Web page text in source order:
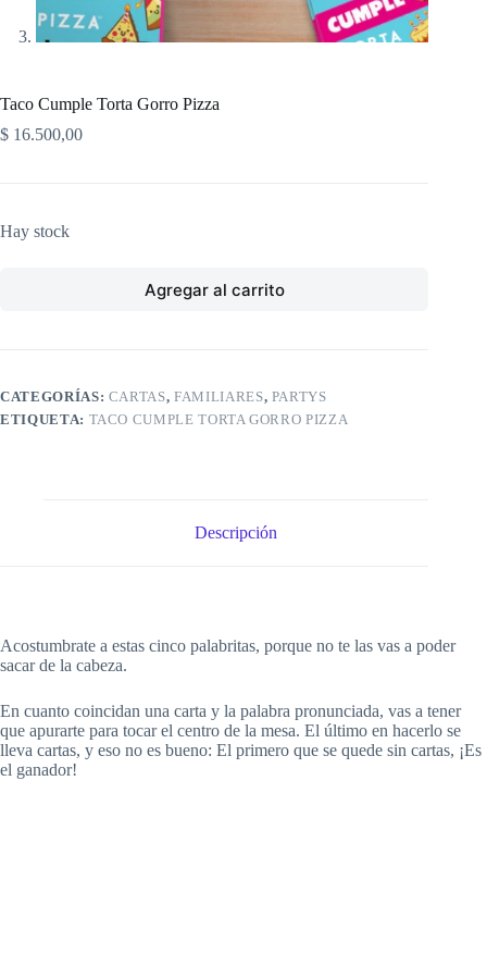
Taco Cumple Torta Gorro Pizza
$ 16.500,00
Hay stock
Agregar al carrito
CATEGORÍAS: CARTAS,FAMILIARES, PARTYS
ETIQUETA: TACO CUMPLE TORTA GORRO PIZZA
Descripción
Acostumbrate a estas cinco palabritas, porque no te las vas a poder
sacar de la cabeza.
En cuanto coincidan una carta y la palabra pronunciada, vas a tener
que apurarte para tocar el centro de la mesa. El último en hacerlo se
lleva cartas, y eso no es bueno: El primero que se quede sin cartas, ¡Es
el ganador!